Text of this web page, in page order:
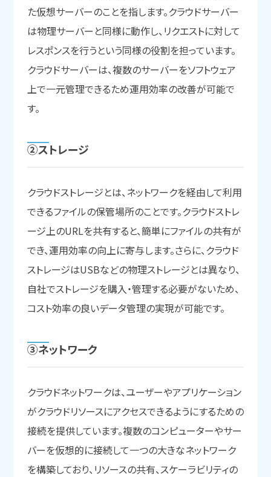
た仮想サーバーのことを指します。クラウドサーバー
は物理サーバーと同様に動作し、リクエストに対して
レスポンスを行うという同様の役割を担っています。
クラウドサーバーは、複数のサーバーをソフトウェア
上で一元管理できるため運用効率の改善が可能で
す。
②ストレージ
クラウドストレージとは、ネットワークを経由して利用
できるファイルの保管場所のことです。クラウドストレ
ージ上のURLを共有すると、簡単にファイルの共有が
でき、運用効率の向上に寄与します。さらに、クラウド
ストレージはUSBなどの物理ストレージとは異なり、
自社でストレージを購入・管理する必要がないため、
コスト効率の良いデータ管理の実現が可能です。
③ネットワーク
クラウドネットワークは、ユーザーやアプリケーション
がクラウドリソースにアクセスできるようにするための
接続を提供しています。複数のコンピューターやサー
バーを仮想的に接続して一つの大きなネットワーク
を構築しており、リソースの共有、スケーラビリティの